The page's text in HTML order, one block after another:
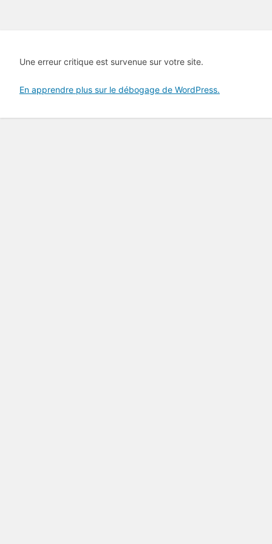
Une erreur critique est survenue sur votre site.
En apprendre plus sur le débogage de WordPress.